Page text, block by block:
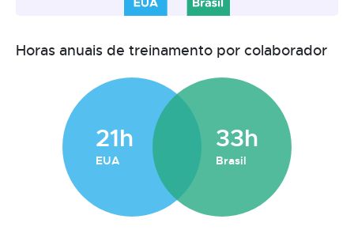
Horas anuais de treinamento por colaborador
21h
EUA
33h
Brasil